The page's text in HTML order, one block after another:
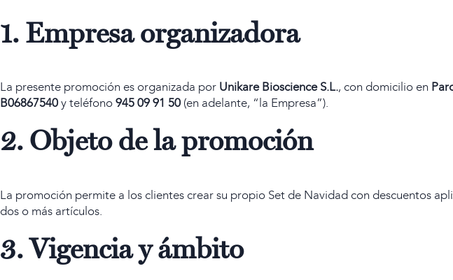
1. Empresa organizadora
La presente promoción es organizada porUnikare Bioscience S.L., con domicilio en
B06867540y teléfono945 09 91 50(en adelante, “la Empresa”).
2. Objeto de la promoción
La promoción permite a los clientes crear su propio Set de Navidad con descuentos
dos o más artículos.
3. Vigencia y ámbito